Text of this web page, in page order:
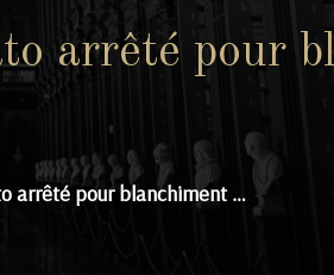
arrêté pour
arrêté pour blanchiment …